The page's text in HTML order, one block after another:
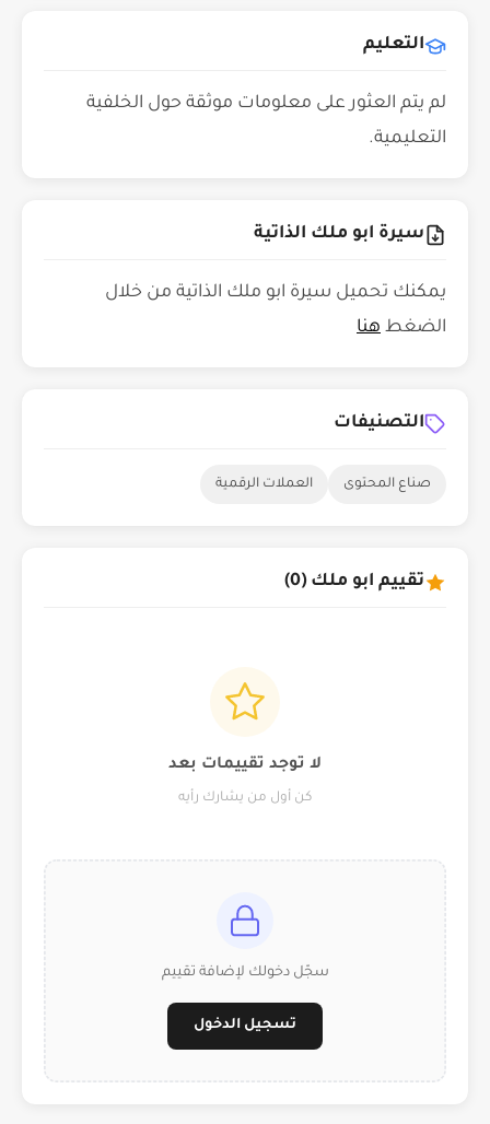
التعليم
لم يتم العثور على معلومات موثقة حول الخلفية
التعليمية.
سيرة ابو ملك الذاتية
يمكنك تحميل سيرة ابو ملك الذاتية من خلال
الضغط هنا
التصنيفات
صناع المحتوى العملات الرقمية
تقييم ابو ملك (0)
لا توجد تقييمات بعد
كن أول من يشارك رأيه
سجّل دخولك لإضافة تقييم
تسجيل الدخول